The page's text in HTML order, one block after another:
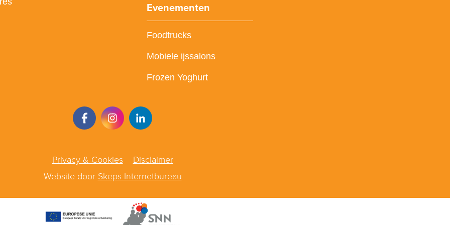
Evenementen
Foodtrucks
Mobiele ijssalons
Frozen Yoghurt
Privacy & Cookies
Disclaimer
Website door Skeps Internetbureau